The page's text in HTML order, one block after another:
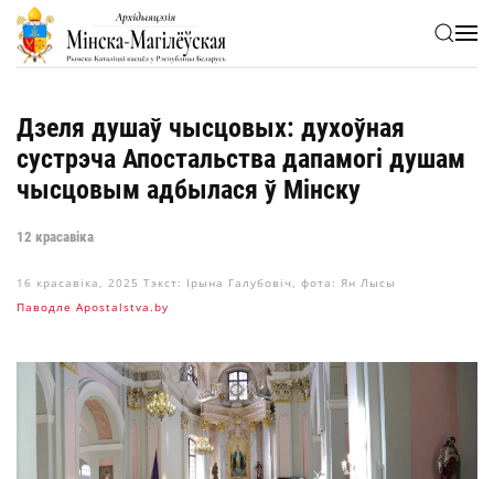
Skip to main content
Дзеля душаў чысцовых: духоўная
сустрэча Апостальства дапамогі душам
чысцовым адбылася ў Мінску
12 красавіка
16 красавіка, 2025 Тэкст: Ірына Галубовіч, фота: Ян Лысы
Паводле Apostalstva.by